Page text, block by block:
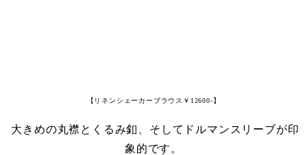
【リネンシェーカーブラウス￥12600-】
大きめの丸襟とくるみ釦、そしてドルマンスリーブが印
象的です。